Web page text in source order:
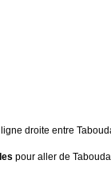
droite entre
pour aller de